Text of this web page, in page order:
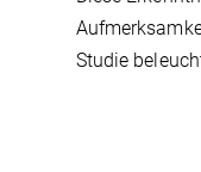
Studie